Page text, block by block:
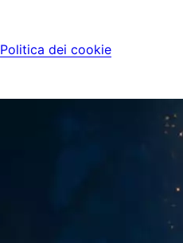
Politica dei cookie